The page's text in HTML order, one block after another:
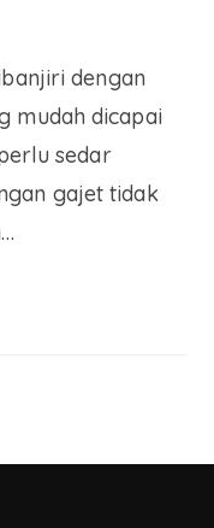
dengan
mudah dicapai
sedar
gajet tidak